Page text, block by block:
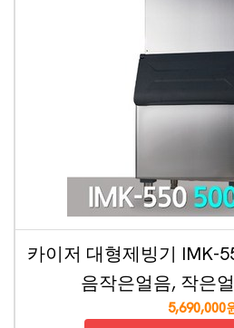
카이저 대형제빙기 IMK-
음작은얼음, 작은
5,690,000